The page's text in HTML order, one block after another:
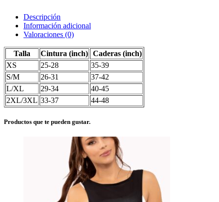
Descripción
Información adicional
Valoraciones (0)
Talla Cintura (inch) Caderas (inch)
XS
25-28
35-39
S/M
26-31
37-42
L/XL
29-34
40-45
2XL/3XL 33-37 44-48
Productos que te pueden gustar.